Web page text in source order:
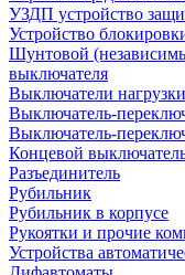
УЗДП устройство
Устройство
Шунтовой
выключателя
Выключатели
Выключатель-
Выключатель-
Концевой
Разъединитель
Рубильник
Рубильник в корпусе
Рукоятки и прочие
Устройства